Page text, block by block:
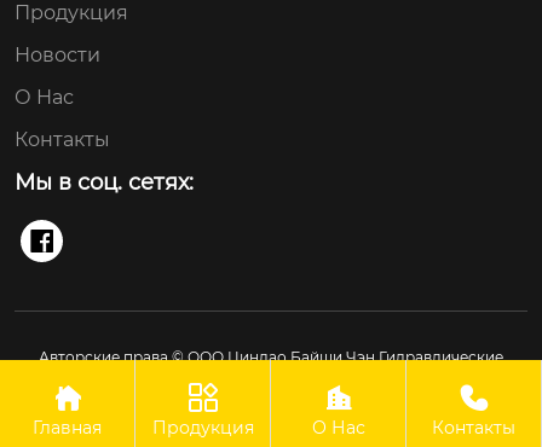
Продукция
Новости
О Нас
Контакты
Мы в соц. сетях:

Авторские права © ООО Циндао Байши Чэн Гидравлические

Главная

Продукция

О Нас

Контакты